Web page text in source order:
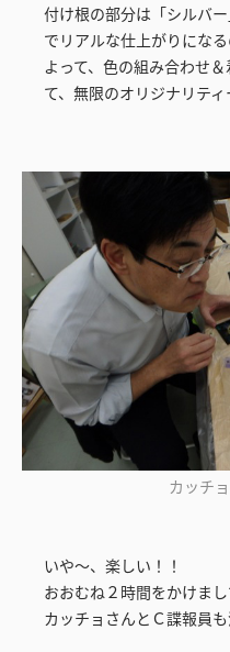
付け根の部分は「シルバ
でリアルな仕上がりになる
よって、色の組み合わせ
て、無限のオリジナリテ
カッチ
いや～、楽しい！！
おおむね２時間をかけま
カッチョさんとＣ諜報員